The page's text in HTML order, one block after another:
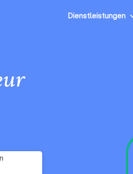
Dienstleistungen